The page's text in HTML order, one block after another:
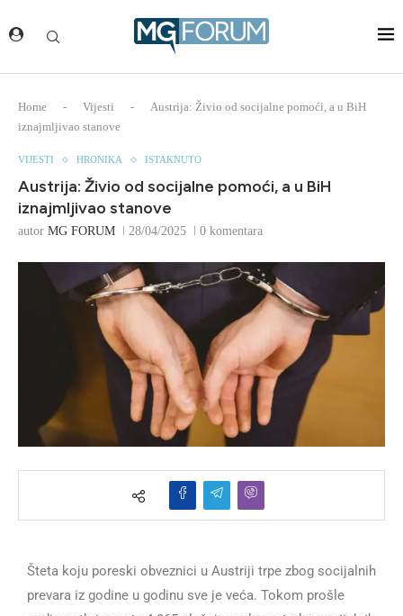
Home - Vijesti -
Austrija: Živio od socijalne pomoći, a u BiH
iznajmljivao stanove
VIJESTI HRONIKA ISTAKNUTO
Austrija: Živio od socijalne pomoći, a u BiH
iznajmljivao stanove
autor MG FORUM 28/04/2025 0 komentara
Šteta koju poreski obveznici u Austriji trpe zbog socijalnih
prevara iz godine u godinu sve je veća. Tokom prošle